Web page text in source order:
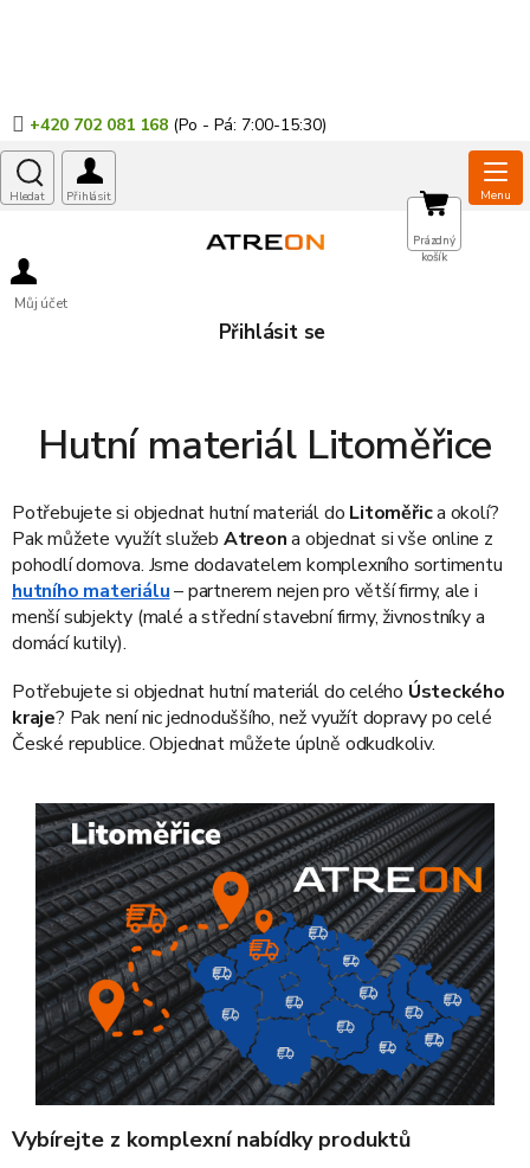
+420 702 081 168
Můj účet
Přihlásit se
NÁKUPNÍ
KOŠÍK
Prázdný
košík
Hutní materiál Litoměřice
Potřebujete si objednathutní materiáldo Litoměřica okolí?
Pak můžete využít služeb Atreona objednat si vše online z
pohodlí domova. Jsme dodavatelem komplexního sortimentu
hutního materiálu– partnerem nejen pro větší firmy, ale i
menší subjekty (malé a střední stavební firmy, živnostníky a
domácí kutily).
Potřebujete si objednat hutní materiál do celého Ústeckého
kraje? Pak není nic jednoduššího, než využít dopravy po celé
České republice. Objednat můžete úplně odkudkoliv.
Vybírejte z komplexní nabídky produktů